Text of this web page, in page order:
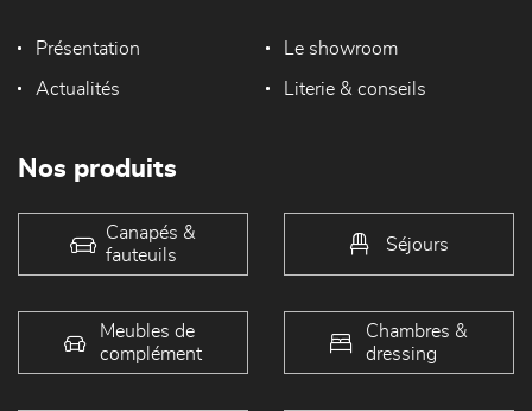
Présentation Le showroom
Actualités Literie & conseils
Nos produits
Canapés &
fauteuils
Séjours
Meubles de
complément
Chambres &
dressing